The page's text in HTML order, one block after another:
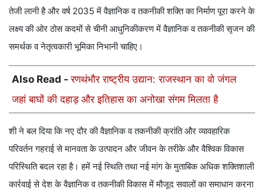
तेजी लानी है और वर्ष 2035 में वैज्ञानिक व तकनीकी शक्ति का निर्माण पूरा करने के
लक्ष्य की ओर ठोस कदमों से चीनी आधुनिकीकरण में वैज्ञानिक व तकनीकी सृजन की
समर्थक व नेतृत्वकारी भूमिका निभानी चाहिए।
Also Read -रणथंभौर राष्ट्रीय उद्यान: राजस्थान का वो जंगल
जहां बाघों की दहाड़ और इतिहास का अनोखा संगम मिलता है
शी ने बल दिया कि नए दौर की वैज्ञानिक व तकनीकी क्रांति और व्यावहारिक
परिवर्तन गहराई से मानवता के उत्पादन और जीवन के तरीके और वैश्विक विकास
परिस्थिति बदल रहा है। हमें नई स्थिति तथा नई मांग के मुताबिक अधिक शक्तिशाली
कार्रवाई से देश के वैज्ञानिक व तकनीकी विकास में मौजूद सवालों का समाधान करना